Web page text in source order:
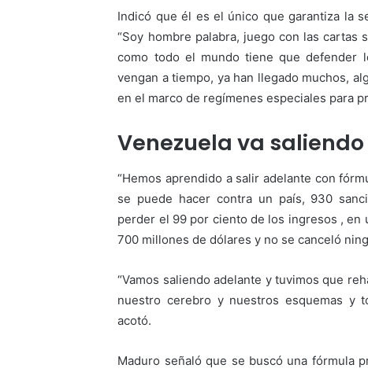
Indicó que él es el único que garantiza la
“Soy hombre palabra, juego con las
como todo el mundo tiene que
vengan a tiempo, ya han llegado muchos,
en el marco de regímenes especiales para
Venezuela va
“Hemos aprendido a salir adelante con
se puede hacer contra un país, 930
perder el 99 por ciento de los ingresos ,
700 millones de dólares y no se canceló
“Vamos saliendo adelante y tuvimos que
nuestro cerebro y nuestros esquemas y
acotó.
Maduro señaló que se buscó una fórmula